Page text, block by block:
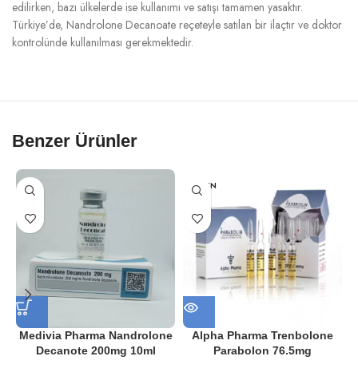
edilirken, bazı ülkelerde ise kullanımı ve satışı tamamen yasaktır.
Türkiye’de, Nandrolone Decanoate reçeteyle satılan bir ilaçtır ve doktor
kontrolünde kullanılması gerekmektedir.
Benzer Ürünler
Medivia Pharma Nandrolone
Decanote 200mg 10ml
TÜKEN
DI
Alpha Pharma Trenbolone
Parabolon 76.5mg